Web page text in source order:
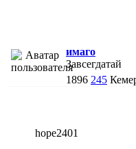
имаго
Завсегдатай
1896 245
hope2401